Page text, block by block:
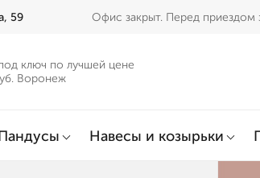
59 Офис закрыт. Перед приездом
ключ по лучшей цене
Воронеж
Навесы и козырьки